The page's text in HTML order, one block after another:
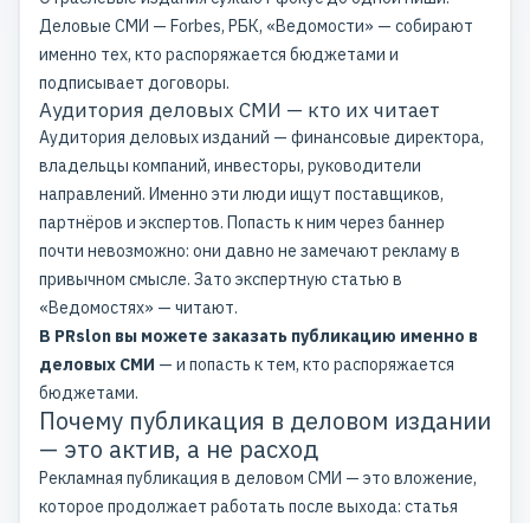
Деловые СМИ — Forbes, РБК, «Ведомости» — собирают
именно тех, кто распоряжается бюджетами и
подписывает договоры.
Аудитория деловых СМИ — кто их читает
Аудитория деловых изданий — финансовые директора,
владельцы компаний, инвесторы, руководители
направлений. Именно эти люди ищут поставщиков,
партнёров и экспертов. Попасть к ним через баннер
почти невозможно: они давно не замечают рекламу в
привычном смысле. Зато экспертную статью в
«Ведомостях» — читают.
В PRslon вы можете заказать публикацию именно в
деловых СМИ — и попасть к тем, кто распоряжается
бюджетами.
Почему публикация в деловом издании
— это актив, а не расход
Рекламная публикация в деловом СМИ — это вложение,
которое продолжает работать после выхода: статья